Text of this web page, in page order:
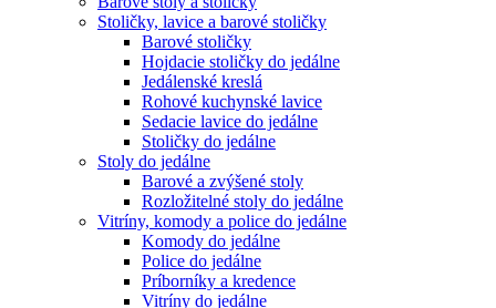
Stoličky, lavice a barové stoličky
Barové stoličky
Hojdacie stoličky do jedálne
Jedálenské kreslá
Rohové kuchynské lavice
Sedacie lavice do jedálne
Stoličky do jedálne
Stoly do jedálne
Barové a zvýšené stoly
Rozložitelné stoly do jedálne
Vitríny, komody a police do jedálne
Komody do jedálne
Police do jedálne
Príborníky a kredence
Vitríny do jedálne